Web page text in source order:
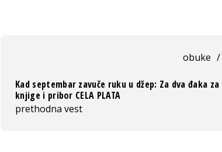
obuke /
Kad septembar zavuče ruku u džep: Za dva đaka za
knjige i pribor CELA PLATA
prethodna vest